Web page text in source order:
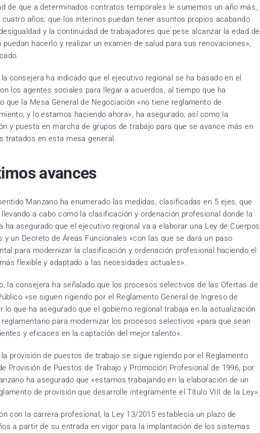
de que a determinados contratos temporales le sumemos un año más,
años; que los interinos puedan tener asuntos propios acabando
y la continuidad de trabajadores que pese alcanzar la edad de
puedan hacerlo y realizar un examen de salud para sus renovaciones»,
consejera ha indicado que el ejecutivo regional se ha basado en el
los agentes sociales para llegar a acuerdos, al tiempo que ha
que la Mesa General de Negociación «no tiene reglamento de
y lo estamos haciendo ahora», ha asegurado, así como la
y puesta en marcha de grupos de trabajo para que se avance más en
tratados en esta mesa general.
avances
Manzano ha enumerado las medidas, clasificadas en 5 ejes, que
a cabo como la clasificación y ordenación profesional donde la
ha asegurado que el ejecutivo regional va a elaborar una Ley de Cuerpos
y un Decreto de Áreas Funcionales «con las que se dará un paso
para modernizar la clasificación y ordenación profesional haciendo el
flexible y adaptado a las necesidades actuales».
la consejera ha señalado que los procesos selectivos de las Ofertas de
«se siguen rigiendo por el Reglamento General de Ingreso de
lo que ha asegurado que el gobierno regional trabaja en la actualización
para modernizar los procesos selectivos «para que sean
y eficaces en la captación del mejor talento».
provisión de puestos de trabajo se sigue rigiendo por el Reglamento
Provisión de Puestos de Trabajo y Promoción Profesional de 1996, por
ha asegurado que «estamos trabajando en la elaboración de un
de provisión que desarrolle íntegramente el Título VIII de la Ley».
con la carrera profesional, la Ley 13/2015 establecía un plazo de
a partir de su entrada en vigor para la implantación de los sistemas